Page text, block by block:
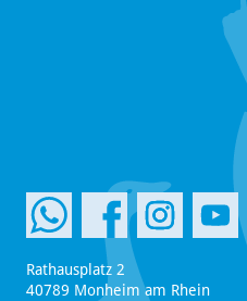
Rathausplatz 2
40789 Monheim am Rhein